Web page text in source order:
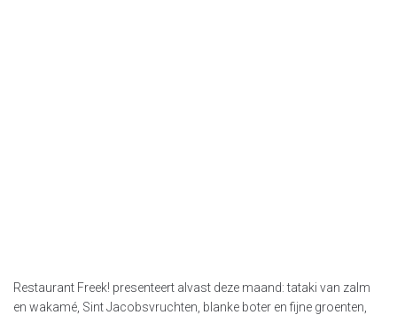
Restaurant Freek! presenteert alvast deze maand: tataki van zalm
en wakamé, Sint Jacobsvruchten, blanke boter en fijne groenten,